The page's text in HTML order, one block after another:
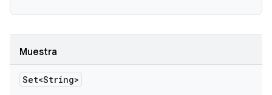
Muestra
Set<String>